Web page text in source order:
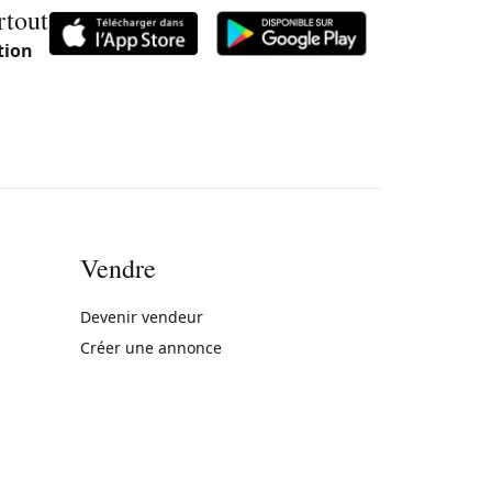
Vendre
Devenir vendeur
Créer une annonce